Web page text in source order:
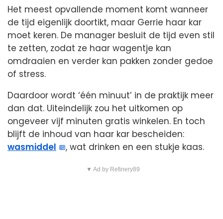
Het meest opvallende moment komt wanneer
de tijd eigenlijk doortikt, maar Gerrie haar kar
moet keren. De manager besluit de tijd even stil
te zetten, zodat ze haar wagentje kan
omdraaien en verder kan pakken zonder gedoe
of stress.
Daardoor wordt ‘één minuut’ in de praktijk meer
dan dat. Uiteindelijk zou het uitkomen op
ongeveer vijf minuten gratis winkelen. En toch
blijft de inhoud van haar kar bescheiden:
wasmiddel
, wat drinken en een stukje kaas.
▼ Ad by Refinery89